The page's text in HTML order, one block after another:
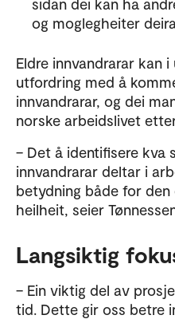
og moglegheiter
Eldre innvandrarar kan
utfordring med å
innvandrarar, og dei
norske arbeidslivet
– Det å identifisere kva
innvandrarar deltar i
betydning både for
heilheit, seier
Langsiktig
– Ein viktig del av
tid. Dette gir oss betre